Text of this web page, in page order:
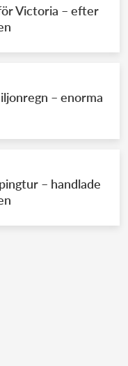
Victoria – efter
– enorma
– handlade